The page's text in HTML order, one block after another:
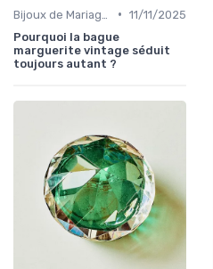
• 11/11/2025
Pourquoi la bague
marguerite vintage séduit
toujours autant ?